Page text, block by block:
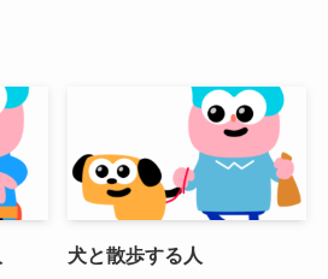
犬と散歩する人